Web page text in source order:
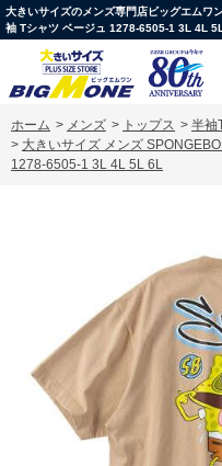
大きいサイズのメンズ専門店ビッグエムワ
袖 Tシャツ ベージュ 1278-6505-1 3L 4L
ホーム > メンズ > トップス > 半袖
> 大きいサイズ メンズ
1278-6505-1 3L 4L 5L 6L